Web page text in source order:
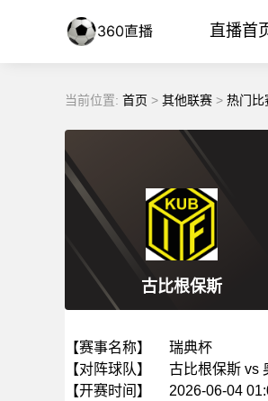
直播首
当前位置: 首页 > 其他联赛 > 热门比
古比根保斯
【赛事名称】
瑞典杯
【对阵球队】
古比根保斯 vs
【开赛时间】
2026-06-04